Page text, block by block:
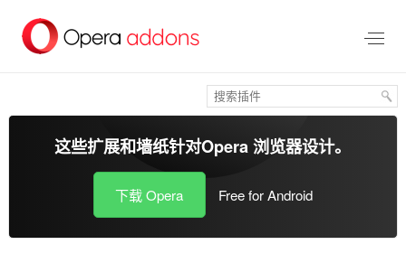
这些扩展和墙纸针对Opera 浏览器设计。
下载 Opera Free for Android